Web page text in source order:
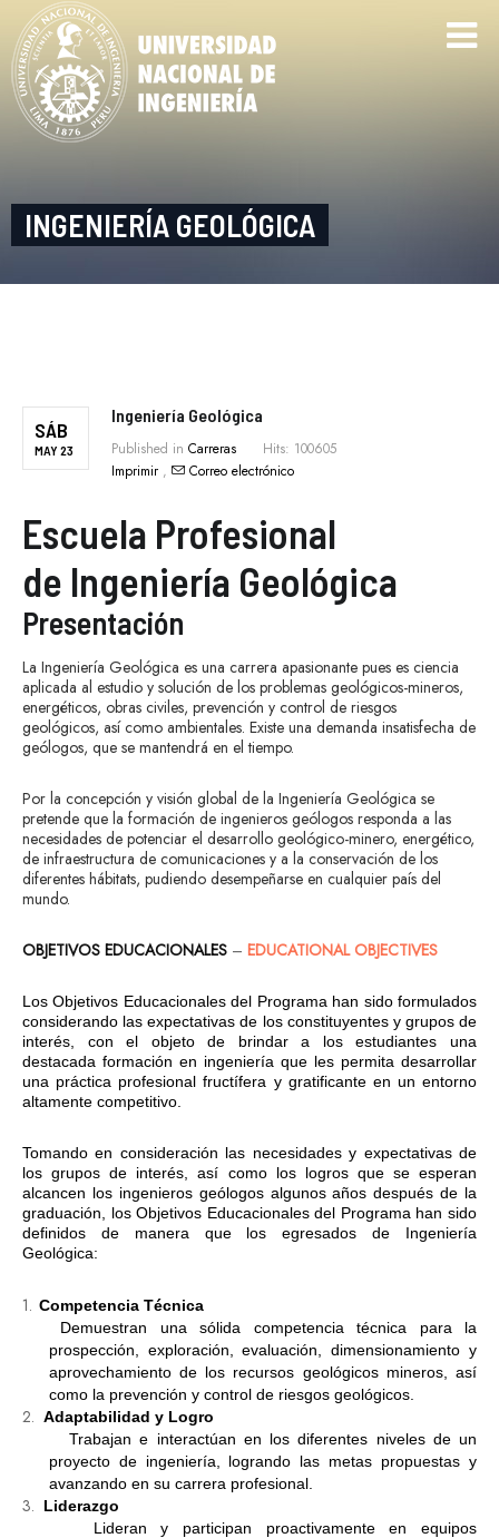
INGENIERÍA GEOLÓGICA
SÁB
MAY 23
Ingeniería Geológica
Published in Carreras
Hits: 100605
Imprimir , Correo electrónico
Escuela Profesional
de Ingeniería Geológica
Presentación
La Ingeniería Geológica es una carrera apasionante pues es ciencia
aplicada al estudio y solución de los problemas geológicos-mineros,
energéticos, obras civiles, prevención y control de riesgos
geológicos, así como ambientales. Existe una demanda insatisfecha de
geólogos, que se mantendrá en el tiempo.
Por la concepción y visión global de la Ingeniería Geológica se
pretende que la formación de ingenieros geólogos responda a las
necesidades de potenciar el desarrollo geológico-minero, energético,
de infraestructura de comunicaciones y a la conservación de los
diferentes hábitats, pudiendo desempeñarse en cualquier país del
mundo.
OBJETIVOS EDUCACIONALES – EDUCATIONAL OBJECTIVES
Los Objetivos Educacionales del Programa han sido formulados
considerando las expectativas de los constituyentes y grupos de
interés, con el objeto de brindar a los estudiantes una
destacada formación en ingeniería que les permita desarrollar
una práctica profesional fructífera y gratificante en un entorno
altamente competitivo.
Tomando en consideración las necesidades y expectativas de
los grupos de interés, así como los logros que se esperan
alcancen los ingenieros geólogos algunos años después de la
graduación, los Objetivos Educacionales del Programa han sido
definidos de manera que los egresados de Ingeniería
Geológica:
1. Competencia Técnica
Demuestran una sólida competencia técnica para la
prospección, exploración, evaluación, dimensionamiento y
aprovechamiento de los recursos geológicos mineros, así
como la prevención y control de riesgos geológicos.
2. Adaptabilidad y Logro
Trabajan e interactúan en los diferentes niveles de un
proyecto de ingeniería, logrando las metas propuestas y
avanzando en su carrera profesional.
3.
Liderazgo
Lideran y participan proactivamente en equipos